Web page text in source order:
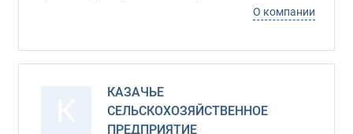
О компании
КАЗАЧЬЕ
СЕЛЬСКОХОЗЯЙСТВЕННОЕ
ПРЕДПРИЯТИЕ